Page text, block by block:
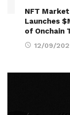
NFT Market
Launches
of Onchain
12/09/